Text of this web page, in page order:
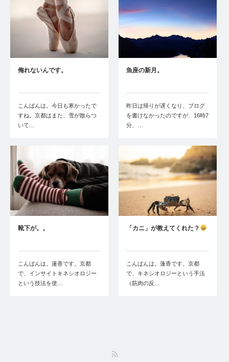
侮れないんです。
こんばんは。今日も寒かったで
すね。京都はまた、雪が散らつ
いて…
魚座の新月。
昨日は帰りが遅くなり、ブログ
を書けなかったのですが、16時7
分、…
靴下が。。
こんばんは。蓮香です。京都
で、インサイトキネシオロジー
という技法を使…
「カニ」が教えてくれた？
こんばんは。蓮香です。京都
で、キネシオロジーという手法
（筋肉の反…